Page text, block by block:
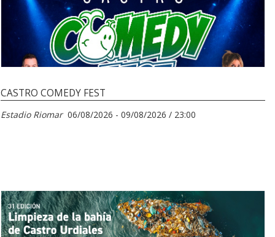
CASTRO COMEDY FEST
Estadio Riomar 06/08/2026 - 09/08/2026 / 23:00